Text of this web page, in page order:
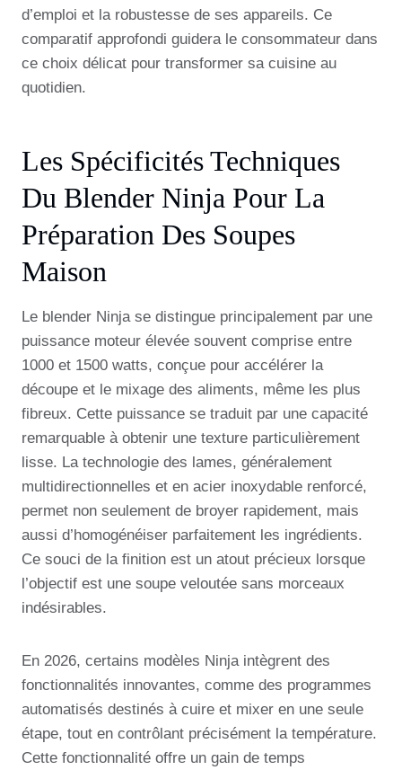
d’emploi et la robustesse de ses appareils. Ce
comparatif approfondi guidera le consommateur dans
ce choix délicat pour transformer sa cuisine au
quotidien.
Les Spécificités Techniques
Du Blender Ninja Pour La
Préparation Des Soupes
Maison
Le blender Ninja se distingue principalement par une
puissance moteur élevée souvent comprise entre
1000 et 1500 watts, conçue pour accélérer la
découpe et le mixage des aliments, même les plus
fibreux. Cette puissance se traduit par une capacité
remarquable à obtenir une texture particulièrement
lisse. La technologie des lames, généralement
multidirectionnelles et en acier inoxydable renforcé,
permet non seulement de broyer rapidement, mais
aussi d’homogénéiser parfaitement les ingrédients.
Ce souci de la finition est un atout précieux lorsque
l’objectif est une soupe veloutée sans morceaux
indésirables.
En 2026, certains modèles Ninja intègrent des
fonctionnalités innovantes, comme des programmes
automatisés destinés à cuire et mixer en une seule
étape, tout en contrôlant précisément la température.
Cette fonctionnalité offre un gain de temps